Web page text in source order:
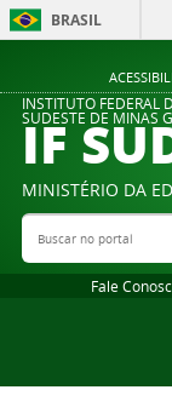
BRASIL
INSTITUTO FEDERAL
SUDESTE DE MINAS
IF
MINISTÉRIO DA
Buscar no portal
Fale